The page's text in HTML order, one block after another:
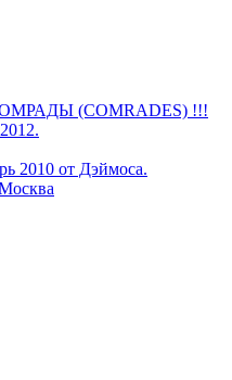
(COMRADES) !!!
2010 от Дэймоса.